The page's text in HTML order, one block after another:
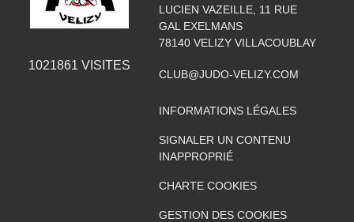
1021861 VISITES
LUCIEN VAZEILLE, 11 RUE
GAL EXELMANS
78140 VELIZY VILLACOUBLAY
CLUB@JUDO-VELIZY.COM
INFORMATIONS LÉGALES
SIGNALER UN CONTENU
INAPPROPRIÉ
CHARTE COOKIES
GESTION DES COOKIES